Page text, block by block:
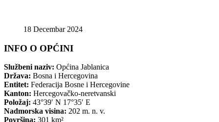
18 Decembar 2024
INFO O OPĆINI
Službeni naziv: Općina Jablanica
Država: Bosna i Hercegovina
Entitet: Federacija Bosne i Hercegovine
Kanton: Hercegovačko-neretvanski
Položaj: 43°39′ N 17°35′ E
Nadmorska visina: 202 m. n. v.
Površina: 301 km²